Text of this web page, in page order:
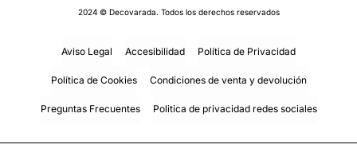
Aviso Legal Accesibilidad Política de Privacidad
Política de Cookies Condiciones de venta y devolución
Preguntas Frecuentes Politica de privacidad redes sociales
2024 © Decovarada. Todos los derechos reservados